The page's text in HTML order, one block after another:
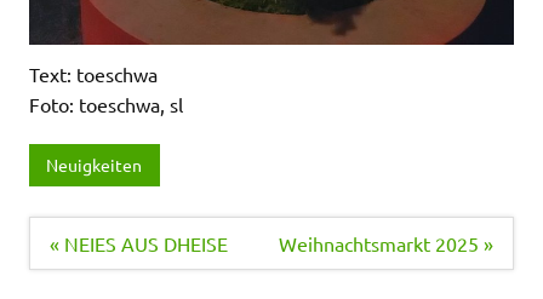
Text: toeschwa
Foto: toeschwa, sl
Neuigkeiten
Beitragsnavigation
« NEIES AUS DHEISE Weihnachtsmarkt 2025 »